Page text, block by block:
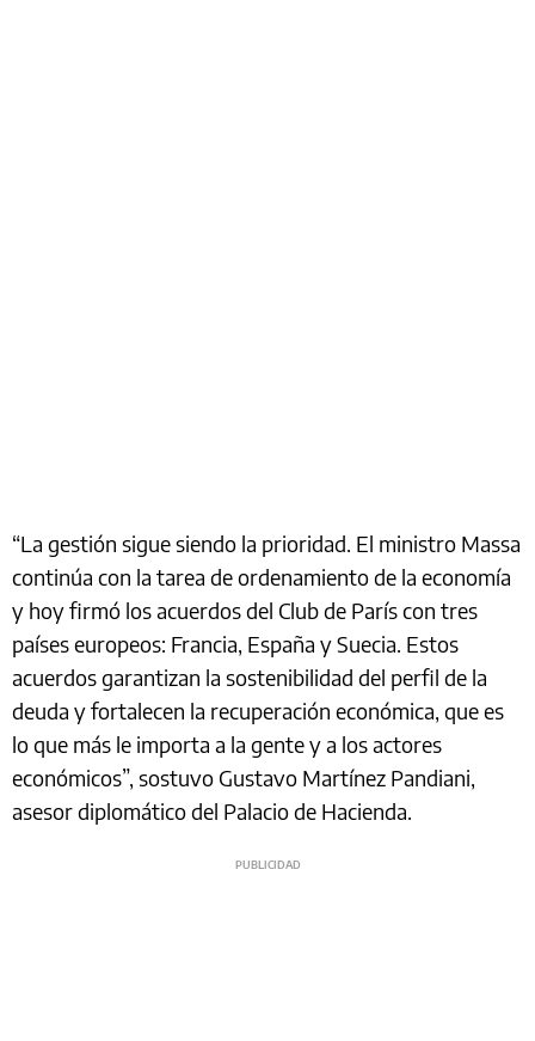
“La gestión sigue siendo la prioridad. El ministro Massa
continúa con la tarea de ordenamiento de la economía
y hoy firmó los acuerdos del Club de París con tres
países europeos: Francia, España y Suecia. Estos
acuerdos garantizan la sostenibilidad del perfil de la
deuda y fortalecen la recuperación económica, que es
lo que más le importa a la gente y a los actores
económicos”, sostuvo Gustavo Martínez Pandiani,
asesor diplomático del Palacio de Hacienda.